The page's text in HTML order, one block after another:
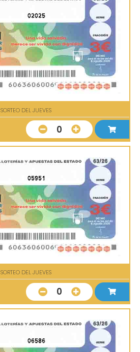
02025
SORTEO DEL JUEVES
0
05951
SORTEO DEL JUEVES
0
06586